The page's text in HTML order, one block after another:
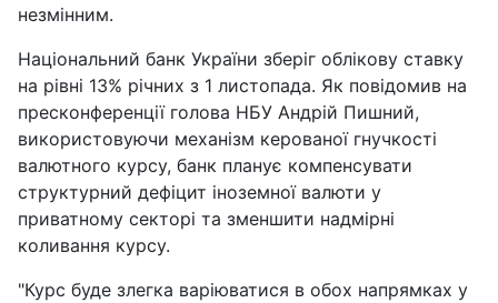
незмінним.
Національний банк України зберіг облікову ставку
на рівні 13% річних з 1 листопада. Як повідомив на
пресконференції голова НБУ Андрій Пишний,
використовуючи механізм керованої гнучкості
валютного курсу, банк планує компенсувати
структурний дефіцит іноземної валюти у
приватному секторі та зменшити надмірні
коливання курсу.
"Курс буде злегка варіюватися в обох напрямках у